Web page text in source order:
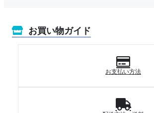
お買い物ガイド
お支払い方法